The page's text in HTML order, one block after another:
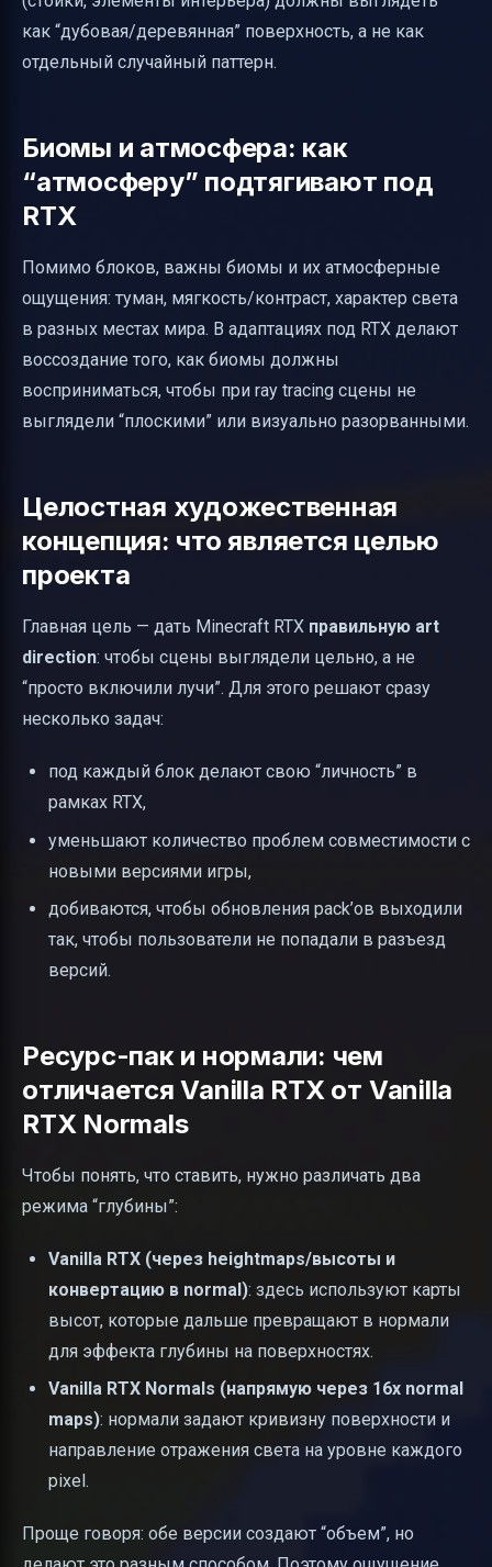
как “дубовая/деревянная” поверхность, а не как
отдельный случайный паттерн.
Биомы и атмосфера: как
“атмосферу” подтягивают под
RTX
Помимо блоков, важны биомы и их атмосферные
ощущения: туман, мягкость/контраст, характер света
в разных местах мира. В адаптациях под RTX делают
воссоздание того, как биомы должны
восприниматься, чтобы при ray tracing сцены не
выглядели “плоскими” или визуально разорванными.
Целостная художественная
концепция: что является целью
проекта
Главная цель — дать Minecraft RTX правильную art
direction: чтобы сцены выглядели цельно, а не
“просто включили лучи”. Для этого решают сразу
несколько задач:
под каждый блок делают свою “личность” в
рамках RTX,
уменьшают количество проблем совместимости с
новыми версиями игры,
добиваются, чтобы обновления pack’ов выходили
так, чтобы пользователи не попадали в разъезд
версий.
Ресурс-пак и нормали: чем
отличается Vanilla RTX от Vanilla
RTX Normals
Чтобы понять, что ставить, нужно различать два
режима “глубины”:
Vanilla RTX (через heightmaps/высоты и
конвертацию в normal): здесь используют карты
высот, которые дальше превращают в нормали
для эффекта глубины на поверхностях.
Vanilla RTX Normals (напрямую через 16x normal
maps): нормали задают кривизну поверхности и
направление отражения света на уровне каждого
pixel.
Проще говоря: обе версии создают “объем”, но